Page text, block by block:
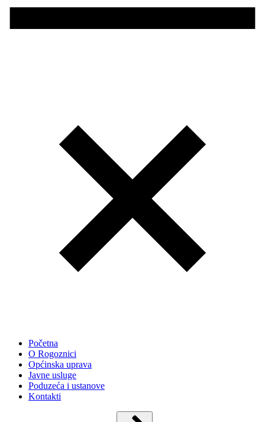
Početna
O Rogoznici
Općinska uprava
Javne usluge
Poduzeća i ustanove
Kontakti